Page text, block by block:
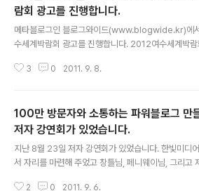
람회 광고를 진행합니다.
메타블로그인 블로그와이드(www.blogwide.kr)에
수세계박람회 광고를 진행합니다. 2012여수세계박람
계박람회입니다. 국내에서는 대전엑스포에 이어 두 번
광고를 진행하게 되어 블로그와이드
r) 입장에서도 무척 고무적입니다. 여수세계박람회가
적으로 개최되기를 희망합니다. 아, 그리고 여수세계박
회 블로그(http://blog.naver.com/livingocean)에
여행관련 글을 함께 쓸 필진을 모집하고 있다고 합니다.
고료도 지급한다고 하니 관심 있으신 분들은 지원해보
3 0 2011. 9. 8.
100만 방문자와 소통하는 파워블로그 만
저자 강연회가 있었습니다.
지난 8월 23일 저자 강연회가 있었습니다. 한빛미디
서 자리를 마련해 주었고 창틀님, 페니웨이님, 그리고
2 0 2011. 9. 6.